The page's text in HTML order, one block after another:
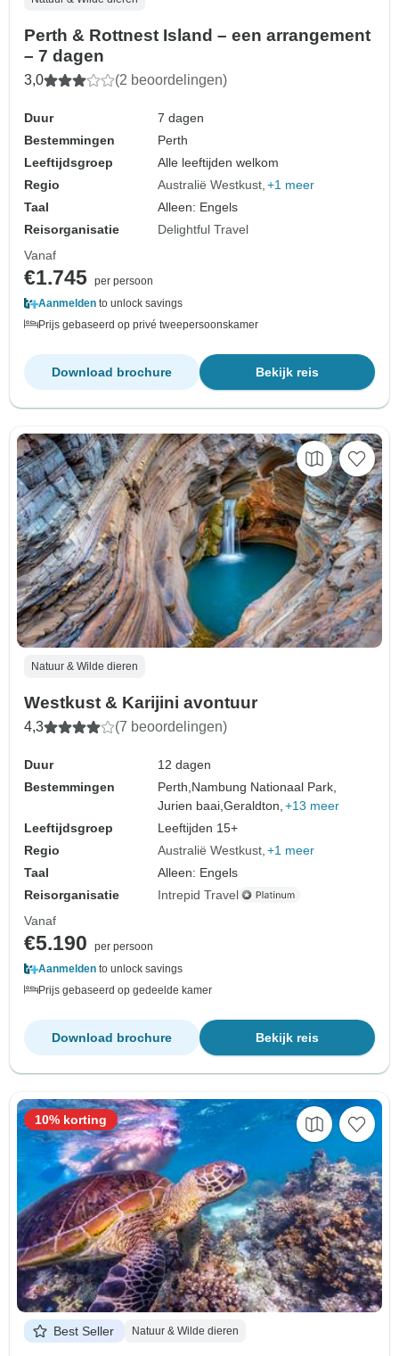
Perth & Rottnest Island – een arrangement
– 7 dagen
3,0 (2 beoordelingen)
Duur
7 dagen
Bestemmingen
Perth
Leeftijdsgroep
Alle leeftijden welkom
Regio
Australië Westkust +1 meer
Taal
Alleen: Engels
Reisorganisatie
Delightful Travel
Vanaf
€1.745 per persoon
Aanmelden to unlock savings
Prijs gebaseerd op privé tweepersoonskamer
Bekijk reis
Download brochure
Natuur & Wilde dieren
Westkust & Karijini avontuur
4,3 (7 beoordelingen)
Duur
12 dagen
Bestemmingen
Perth, Nambung Nationaal Park,
Jurien baai,Geraldton, +13 meer
Leeftijdsgroep
Leeftijden 15+
Regio
Australië Westkust +1 meer
Taal
Alleen: Engels
Reisorganisatie
Intrepid Travel
Vanaf
€5.190
per persoon
Aanmelden to unlock savings
Prijs gebaseerd op gedeelde kamer
Bekijk reis
Download brochure
Best Seller Natuur & Wilde dieren
10% korting